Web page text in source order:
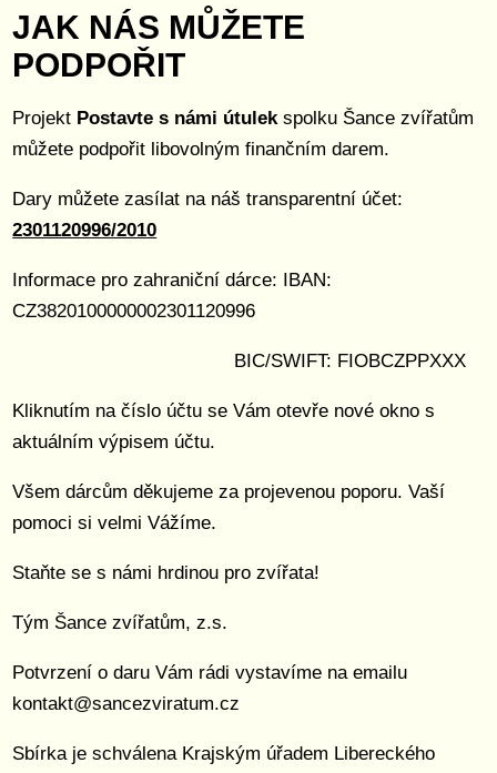
JAK NÁS MŮŽETE
PODPOŘIT
Projekt Postavte s námi útulekspolku Šance zvířatům
můžete podpořit libovolným finančním darem.
Dary můžete zasílat na náš transparentní účet:
2301120996/2010
Informace pro zahraniční dárce: IBAN:
CZ3820100000002301120996
BIC/SWIFT: FIOBCZPPXXX
Kliknutím na číslo účtu se Vám otevře nové okno s
aktuálním výpisem účtu.
Všem dárcům děkujeme za projevenou poporu. Vaší
pomoci si velmi Vážíme.
Staňte se s námi hrdinou pro zvířata!
Tým Šance zvířatům, z.s.
Potvrzení o daru Vám rádi vystavíme na emailu
kontakt@sancezviratum.cz
Sbírka je schválena Krajským úřadem Libereckého